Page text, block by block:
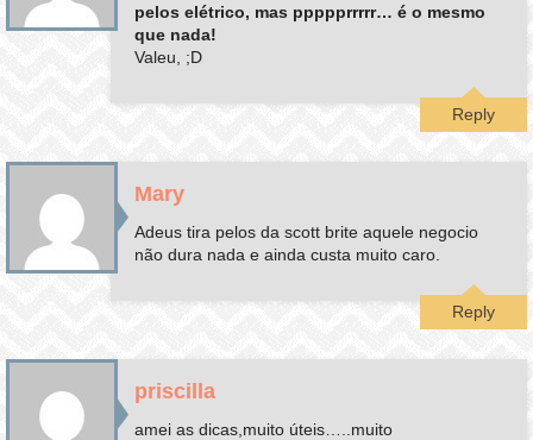
pelos elétrico, mas ppppprrrrr… é o mesmo
que nada!
Valeu, ;D
Reply
Mary
Adeus tira pelos da scott brite aquele negocio
não dura nada e ainda custa muito caro.
Reply
priscilla
amei as dicas,muito úteis…..muito